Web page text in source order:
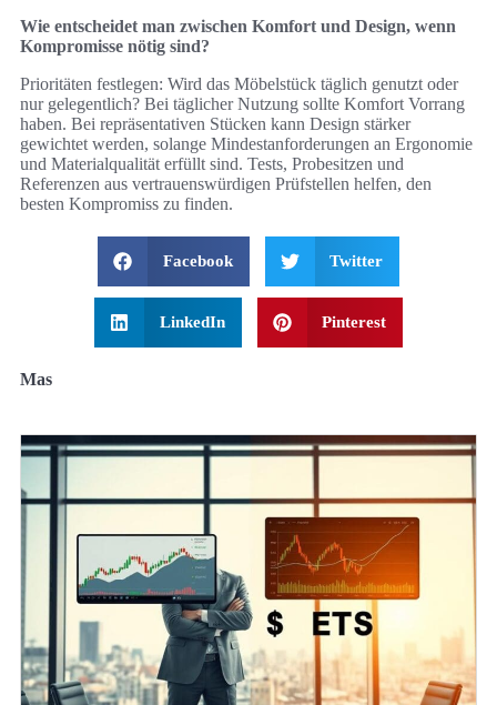
Wie entscheidet man zwischen Komfort und Design, wenn
Kompromisse nötig sind?
Prioritäten festlegen: Wird das Möbelstück täglich genutzt oder
nur gelegentlich? Bei täglicher Nutzung sollte Komfort Vorrang
haben. Bei repräsentativen Stücken kann Design stärker
gewichtet werden, solange Mindestanforderungen an Ergonomie
und Materialqualität erfüllt sind. Tests, Probesitzen und
Referenzen aus vertrauenswürdigen Prüfstellen helfen, den
besten Kompromiss zu finden.
Facebook Twitter
LinkedIn Pinterest
Mas